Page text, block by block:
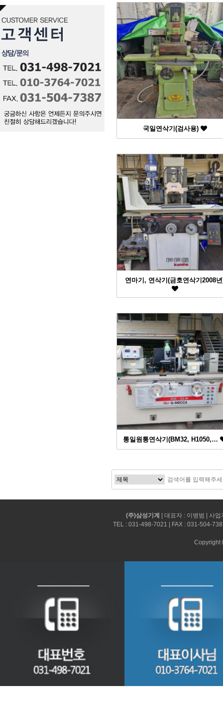
국일연삭기(검사용)
연마기, 연삭기(금호연삭기2008
통일원통연삭기(BM32, H1050,…
(주)삼성기계
| 대표자 : 이병범 | 사
TEL : 031-498-7021 | FAX : 031-504-
Copyright